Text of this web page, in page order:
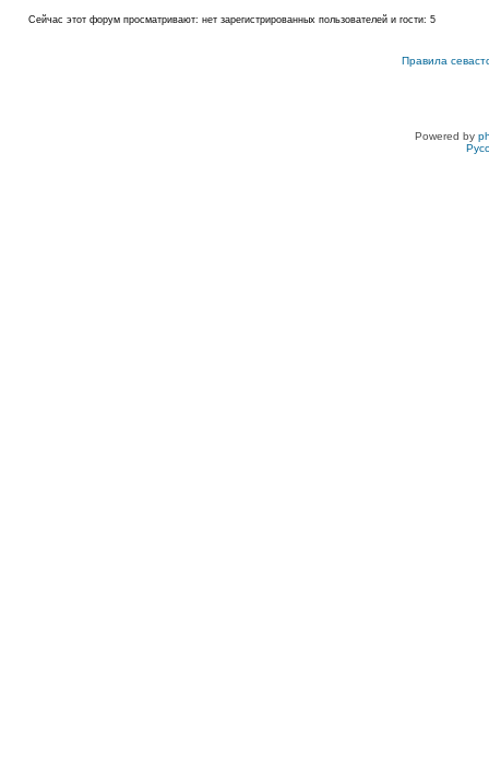
Сейчас этот форум просматривают: нет зарегистрированных пользователей и гости: 5
Правила
Powered by